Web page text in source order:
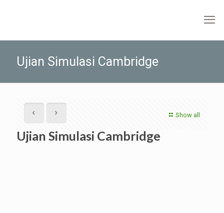
Ujian Simulasi Cambridge
Show all
Ujian Simulasi Cambridge